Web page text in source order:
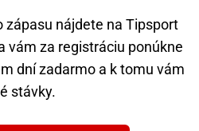
zápasu nájdete na Tipsport
vám za registráciu ponúkne
dní zadarmo a k tomu vám
stávky.